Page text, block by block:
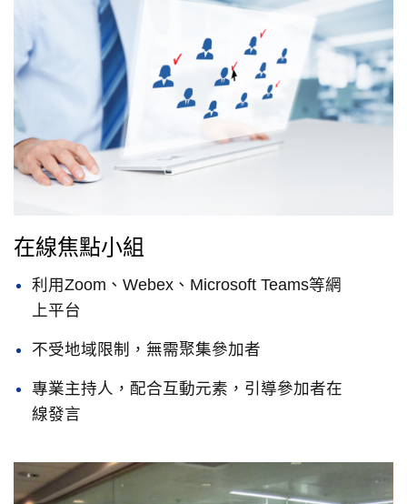
在線焦點小組
利用Zoom、Webex、Microsoft Teams等網
上平台
不受地域限制，無需聚集參加者
專業主持人，配合互動元素，引導參加者在
線發言